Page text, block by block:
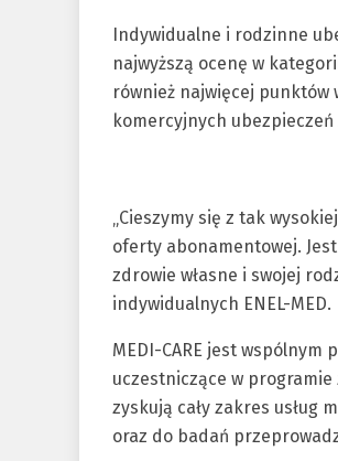
Indywidualne i rodzinne
najwyższą ocenę w
również najwięcej
komercyjnych
„Cieszymy się z tak
oferty abonamentowej.
zdrowie własne i swojej
indywidualnych ENEL-MED.
MEDI-CARE jest wspólnym
uczestniczące w
zyskują cały zakres usług
oraz do badań